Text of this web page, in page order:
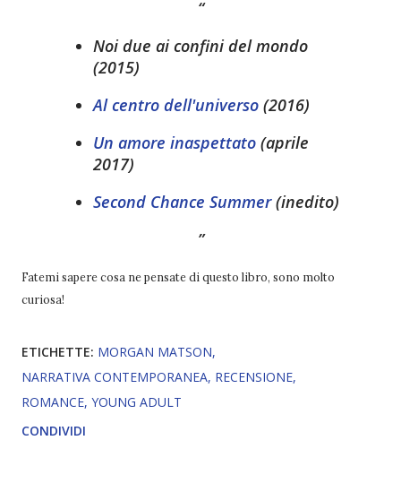
Noi due ai confini del mondo
(2015)
Al centro dell'universo (2016)
Un amore inaspettato (aprile
2017)
Second Chance Summer(inedito)
Fatemi sapere cosa ne pensate di questo libro, sono molto
curiosa!
ETICHETTE: MORGAN MATSON
NARRATIVA CONTEMPORANEA RECENSIONE
ROMANCE YOUNG ADULT
CONDIVIDI